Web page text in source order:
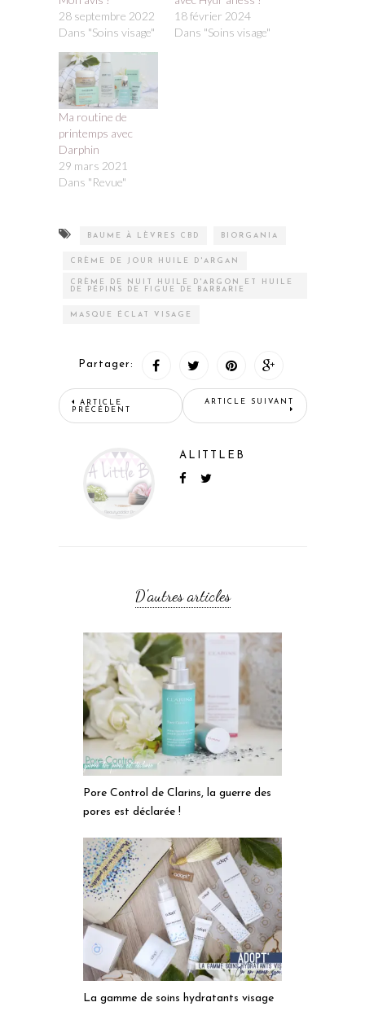
28 septembre 2022
Dans "Soins visage"
18 février 2024
Dans "Soins visage"
Ma routine de
printemps avec
Darphin
29 mars 2021
Dans "Revue"
BAUME À LÈVRES CBD BIORGANIA
CRÈME DE JOUR HUILE D'ARGAN
CRÈME DE NUIT HUILE D'ARGON ET HUILE
DE PÉPINS DE FIGUE DE BARBARIE
MASQUE ÉCLAT VISAGE
Partager:
ARTICLE
PRÉCÉDENT
ARTICLE SUIVANT
ALITTLEB
D'autres articles
Pore Control de Clarins, la guerre des
pores est déclarée !
La gamme de soins hydratants visage